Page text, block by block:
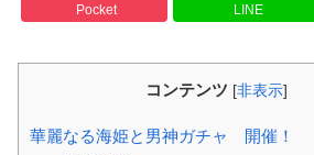
Pocket LINE
コンテンツ [非表示]
華麗なる海姫と男神ガチャ 開催！